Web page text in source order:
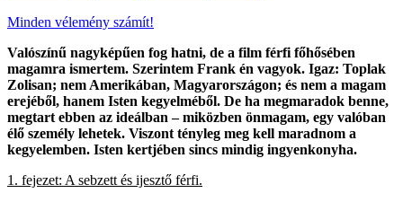
Minden vélemény számít!
Valószínű nagyképűen fog hatni, de a film férfi főhősében
magamra ismertem. Szerintem Frank én vagyok. Igaz: Toplak
Zolisan; nem Amerikában, Magyarországon; és nem a magam
erejéből, hanem Isten kegyelméből. De ha megmaradok benne,
megtart ebben az ideálban – miközben önmagam, egy valóban
élő személy lehetek. Viszont tényleg meg kell maradnom a
kegyelemben. Isten kertjében sincs mindig ingyenkonyha.
1. fejezet: A sebzett és ijesztő férfi.